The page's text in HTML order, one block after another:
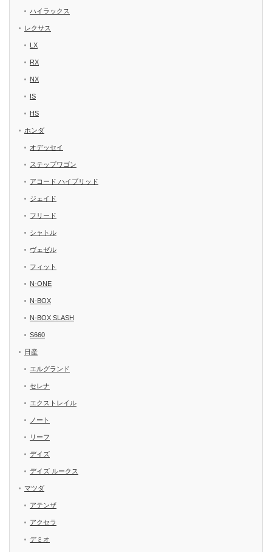
ハイラックス
レクサス
LX
RX
NX
IS
HS
ホンダ
オデッセイ
ステップワゴン
アコード ハイブリッド
ジェイド
フリード
シャトル
ヴェゼル
フィット
N-ONE
N-BOX
N-BOX SLASH
S660
日産
エルグランド
セレナ
エクストレイル
ノート
リーフ
デイズ
デイズ ルークス
マツダ
アテンザ
アクセラ
デミオ